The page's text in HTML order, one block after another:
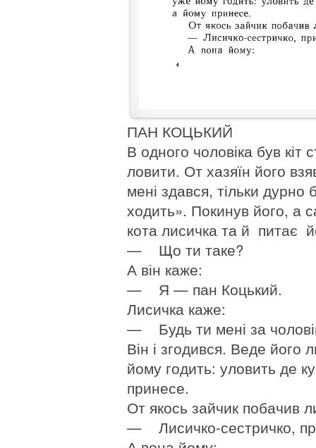
ПАН КОЦЬКИЙ
В одного чоловіка був
ловити. От хазяїн його
мені здався, тільки дурно
ходить». Покинув його, а
кота лисичка та й питає
— Що ти таке?
А він каже:
— Я — пан Коцький.
Лисичка каже:
— Будь ти мені за
Він і згодився. Веде його
йому годить: уловить де
принесе.
От якось зайчик побачив
— Лисичко-сестричко,